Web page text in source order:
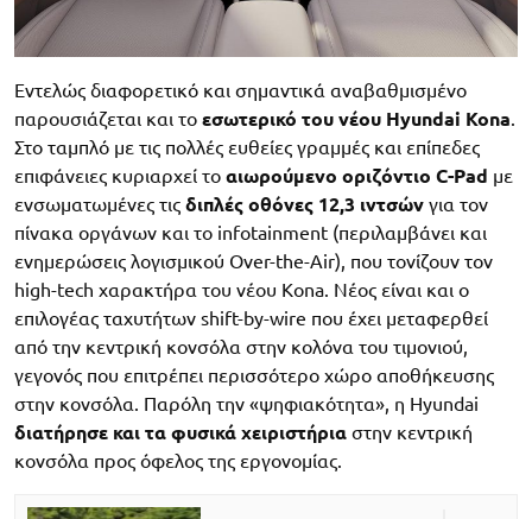
Εντελώς διαφορετικό και σημαντικά αναβαθμισμένο
παρουσιάζεται και το εσωτερικό του νέου Hyundai Kona.
Στο ταμπλό με τις πολλές ευθείες γραμμές και επίπεδες
επιφάνειες κυριαρχεί το αιωρούμενο οριζόντιο C-Pad με
ενσωματωμένες τις διπλές οθόνες 12,3 ιντσών για τον
πίνακα οργάνων και το infotainment (περιλαμβάνει και
ενημερώσεις λογισμικού Over-the-Air), που τονίζουν τον
high-tech χαρακτήρα του νέου Kona. Νέος είναι και ο
επιλογέας ταχυτήτων shift-by-wire που έχει μεταφερθεί
από την κεντρική κονσόλα στην κολόνα του τιμονιού,
γεγονός που επιτρέπει περισσότερο χώρο αποθήκευσης
στην κονσόλα. Παρόλη την «ψηφιακότητα», η Hyundai
διατήρησε και τα φυσικά χειριστήρια στην κεντρική
κονσόλα προς όφελος της εργονομίας.